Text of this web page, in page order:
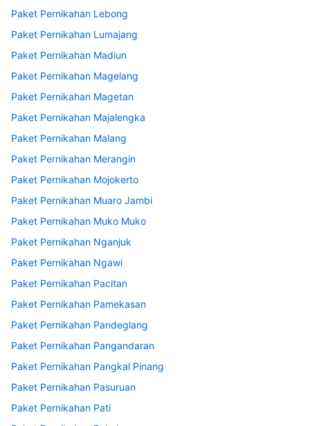
Paket Pernikahan Lebong
Paket Pernikahan Lumajang
Paket Pernikahan Madiun
Paket Pernikahan Magelang
Paket Pernikahan Magetan
Paket Pernikahan Majalengka
Paket Pernikahan Malang
Paket Pernikahan Merangin
Paket Pernikahan Mojokerto
Paket Pernikahan Muaro Jambi
Paket Pernikahan Muko Muko
Paket Pernikahan Nganjuk
Paket Pernikahan Ngawi
Paket Pernikahan Pacitan
Paket Pernikahan Pamekasan
Paket Pernikahan Pandeglang
Paket Pernikahan Pangandaran
Paket Pernikahan Pangkal Pinang
Paket Pernikahan Pasuruan
Paket Pernikahan Pati